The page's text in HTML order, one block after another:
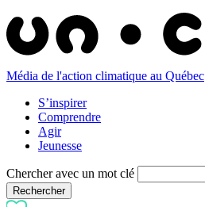
Média de l'action climatique au Québec
S’inspirer
Comprendre
Agir
Jeunesse
Chercher avec un mot clé
Rechercher